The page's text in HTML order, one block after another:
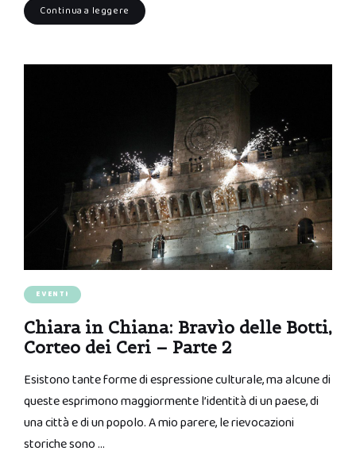
Continua a leggere
EVENTI
Chiara in Chiana: Bravìo delle Botti,
Corteo dei Ceri – Parte 2
Esistono tante forme di espressione culturale, ma alcune di
queste esprimono maggiormente l’identità di un paese, di
una città e di un popolo. A mio parere, le rievocazioni
storiche sono …